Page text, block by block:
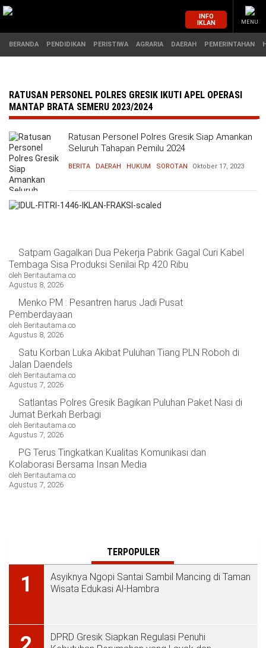
MASUK
BERANDA
PERISTIWA
AGRARIA
OPINI
PENDIDIKAN
HUKUM
EKONOMI
HIBURAN
BERITABARU.CO
KABARBARU.CO
SERIKATNEWS.COM
PEWARTANUSANTARA.COM
LANGGAR.CO
JOBNAS.COM
SURAU.CO
REDAKSI
TENTANG
KAMI
KERJASAMA
PEDOMAN
MEDIA
CYBER
INFO
IKLAN
MENU
BERANDA PENDIDIKAN PERISTIWA AGRARIA DAERAH PEMERINTAHAN
RATUSAN PERSONEL POLRES GRESIK IKUTI APEL OPERASI
MANTAP BRATA SEMERU 2023/2024
Ratusan Personel Polres Gresik Siap Amankan
Seluruh Tahapan Pemilu 2024
BERITA DAERAH HUKUM SOROTAN Oktober 17, 2023
Satpam Gagalkan Dua Pekerja Pabrik Gagal Curi Kabel
Tembaga Sisa Produksi Senilai Rp 420 Ribu
oleh Beritautama.co
Agustus 8, 2026
Menko PM : Pesantren harus Jadi Pusat
Pemberdayaan
oleh Beritautama.co
Agustus 8, 2026
Satu Korban Luka Akibat Puluhan Tiang PLN Roboh di
Jalan Daendels
oleh Beritautama.co
Agustus 7, 2026
Satlantas Polres Gresik Bagikan Puluhan Paket Nasi di
Jumat Berkah Berbagi
oleh Beritautama.co
Agustus 7, 2026
PG Terus Tingkatkan Kualitas Komunikasi dan
Kolaborasi Bersama Insan Media
oleh Beritautama.co
Agustus 7, 2026
TERPOPULER
1
Asyiknya Ngopi Santai Sambil Mancing di Taman
Wisata Edukasi Al-Hambra
DPRD Gresik Siapkan Regulasi Penuhi